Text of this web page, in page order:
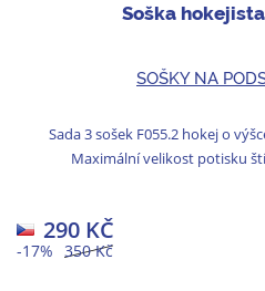
Soška
SOŠKY NA
Sada 3 sošek F055.2 hokej o
Maximální velikost potisku
350 Kč
-17%
290 KČ